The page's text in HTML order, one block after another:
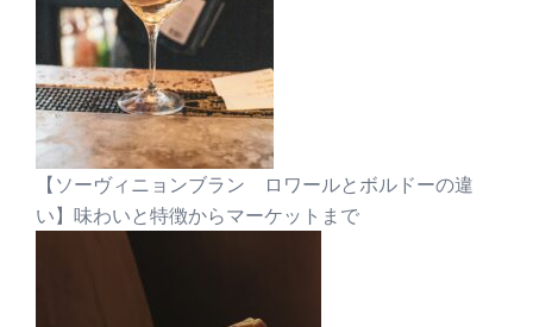
【ソーヴィニョンブラン ロワールとボルドーの違
い】味わいと特徴からマーケットまで